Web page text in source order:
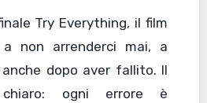
Try Everything, il film
non arrenderci mai, a
dopo aver fallito. Il
ogni errore è